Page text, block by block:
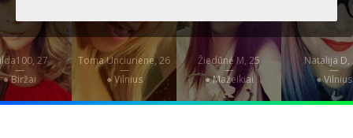
27
—
● Biržai
Toma Unciuriene, 26
—
● Vilnius
Žiedūnė M, 25
—
● Mažeikiai
Natalija D,
—
● Vilnius